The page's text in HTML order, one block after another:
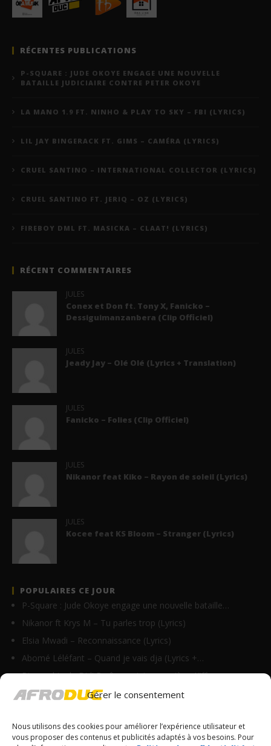
Gérer le consentement
Nous utilisons des cookies pour améliorer l’expérience utilisateur et
vous proposer des contenus et publicités adaptés à vos besoins. Pour
RÉCENTES PUBLICATIONS
P-SQUARE : JUDE OKOYE ENGAGE UNE NOUVELLE
BATAILLE JUDICIAIRE CONTRE PETER OKOYE
LA MANO 1.9 FT. NINHO & PLAY TO SKY – FBI (LYRICS)
LIL JAY BINGERACK FT. GIMS – CAMÉRA (LYRICS)
CRUEL SANTINO – INTERNATIONAL COLLECTOR (LYRICS)
CRUEL SANTINO FT. JERIQ – OZ (LYRICS)
FIREBOY DML FT. MASICKA – CLAAT! (LYRICS)
RÉCENT COMMENTAIRES
JULES
Conex et Don ft. Tony X, Fanicko –
Dessiguimanzanbera (Clip Officiel)
JULES
Jeady Jay – Olé Olé (Lyrics + Translation)
JULES
Fanicko – Folies (Clip Officiel)
JULES
Nikanor feat Kiko – Rayon de soleil (Lyrics)
JULES
Kocee feat KS Bloom – Stranger (Lyrics)
POPULAIRES CE JOUR
P-Square : Jude Okoye engage une nouvelle bataille…
Nikanor ft Krys M – Tu parles trop (Lyrics)
Elsia Mwadi – Reconnaissance (Lyrics)
Abomé Léléfant – Quand je vais dja (Lyrics +…
Biographie de Didi B : âge, origine, carrière, Kiff…
Lil Jay Bingerack ft. Gims – Caméra (Lyrics)
Sindika feat Didi B – Rodela (Lyrics)